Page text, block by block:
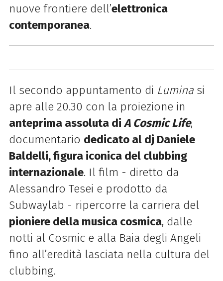
nuove frontiere dell’elettronica
contemporanea.
Il secondo appuntamento di Lumina si
apre alle 20.30 con la proiezione in
anteprima assoluta di A Cosmic Life,
documentario dedicato al dj Daniele
Baldelli, figura iconica del clubbing
internazionale. Il film - diretto da
Alessandro Tesei e prodotto da
Subwaylab - ripercorre la carriera del
pioniere della musica cosmica, dalle
notti al Cosmic e alla Baia degli Angeli
fino all’eredità lasciata nella cultura del
clubbing.